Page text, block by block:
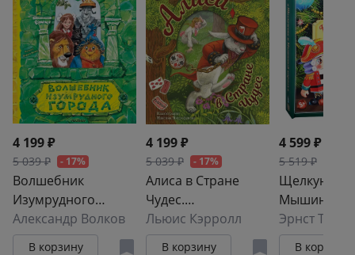
4 199 ₽
5 039 ₽ - 17%
Волшебник
Изумрудного
города. Рисунки В.
Челака
Александр Волков
В корзину
4 199 ₽
5 039 ₽ - 17%
Алиса в Стране
Чудес.
Иллюстрации М.
Митрофанова
Льюис Кэрролл
В корзину
4 599 ₽
5 519 ₽
Щелкунчик
Мышиный
В корзину